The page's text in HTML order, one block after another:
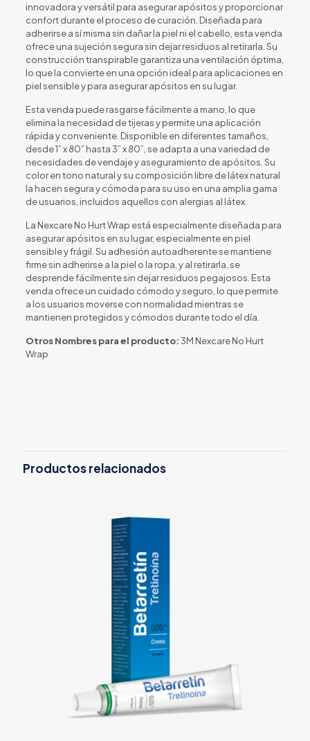
innovadora y versátil para asegurar apósitos y proporcionar
confort durante el proceso de curación. Diseñada para
adherirse a sí misma sin dañar la piel ni el cabello, esta venda
ofrece una sujeción segura sin dejar residuos al retirarla. Su
construcción transpirable garantiza una ventilación óptima,
lo que la convierte en una opción ideal para aplicaciones en
piel sensible y para asegurar apósitos en su lugar.
Esta venda puede rasgarse fácilmente a mano, lo que
elimina la necesidad de tijeras y permite una aplicación
rápida y conveniente. Disponible en diferentes tamaños,
desde 1” x 80” hasta 3” x 80”, se adapta a una variedad de
necesidades de vendaje y aseguramiento de apósitos. Su
color en tono natural y su composición libre de látex natural
la hacen segura y cómoda para su uso en una amplia gama
de usuarios, incluidos aquellos con alergias al látex.
La Nexcare No Hurt Wrap está especialmente diseñada para
asegurar apósitos en su lugar, especialmente en piel
sensible y frágil. Su adhesión autoadherente se mantiene
firme sin adherirse a la piel o la ropa, y al retirarla, se
desprende fácilmente sin dejar residuos pegajosos. Esta
venda ofrece un cuidado cómodo y seguro, lo que permite
a los usuarios moverse con normalidad mientras se
mantienen protegidos y cómodos durante todo el día.
Otros Nombres para el producto:3M Nexcare No Hurt
Wrap
Productos relacionados